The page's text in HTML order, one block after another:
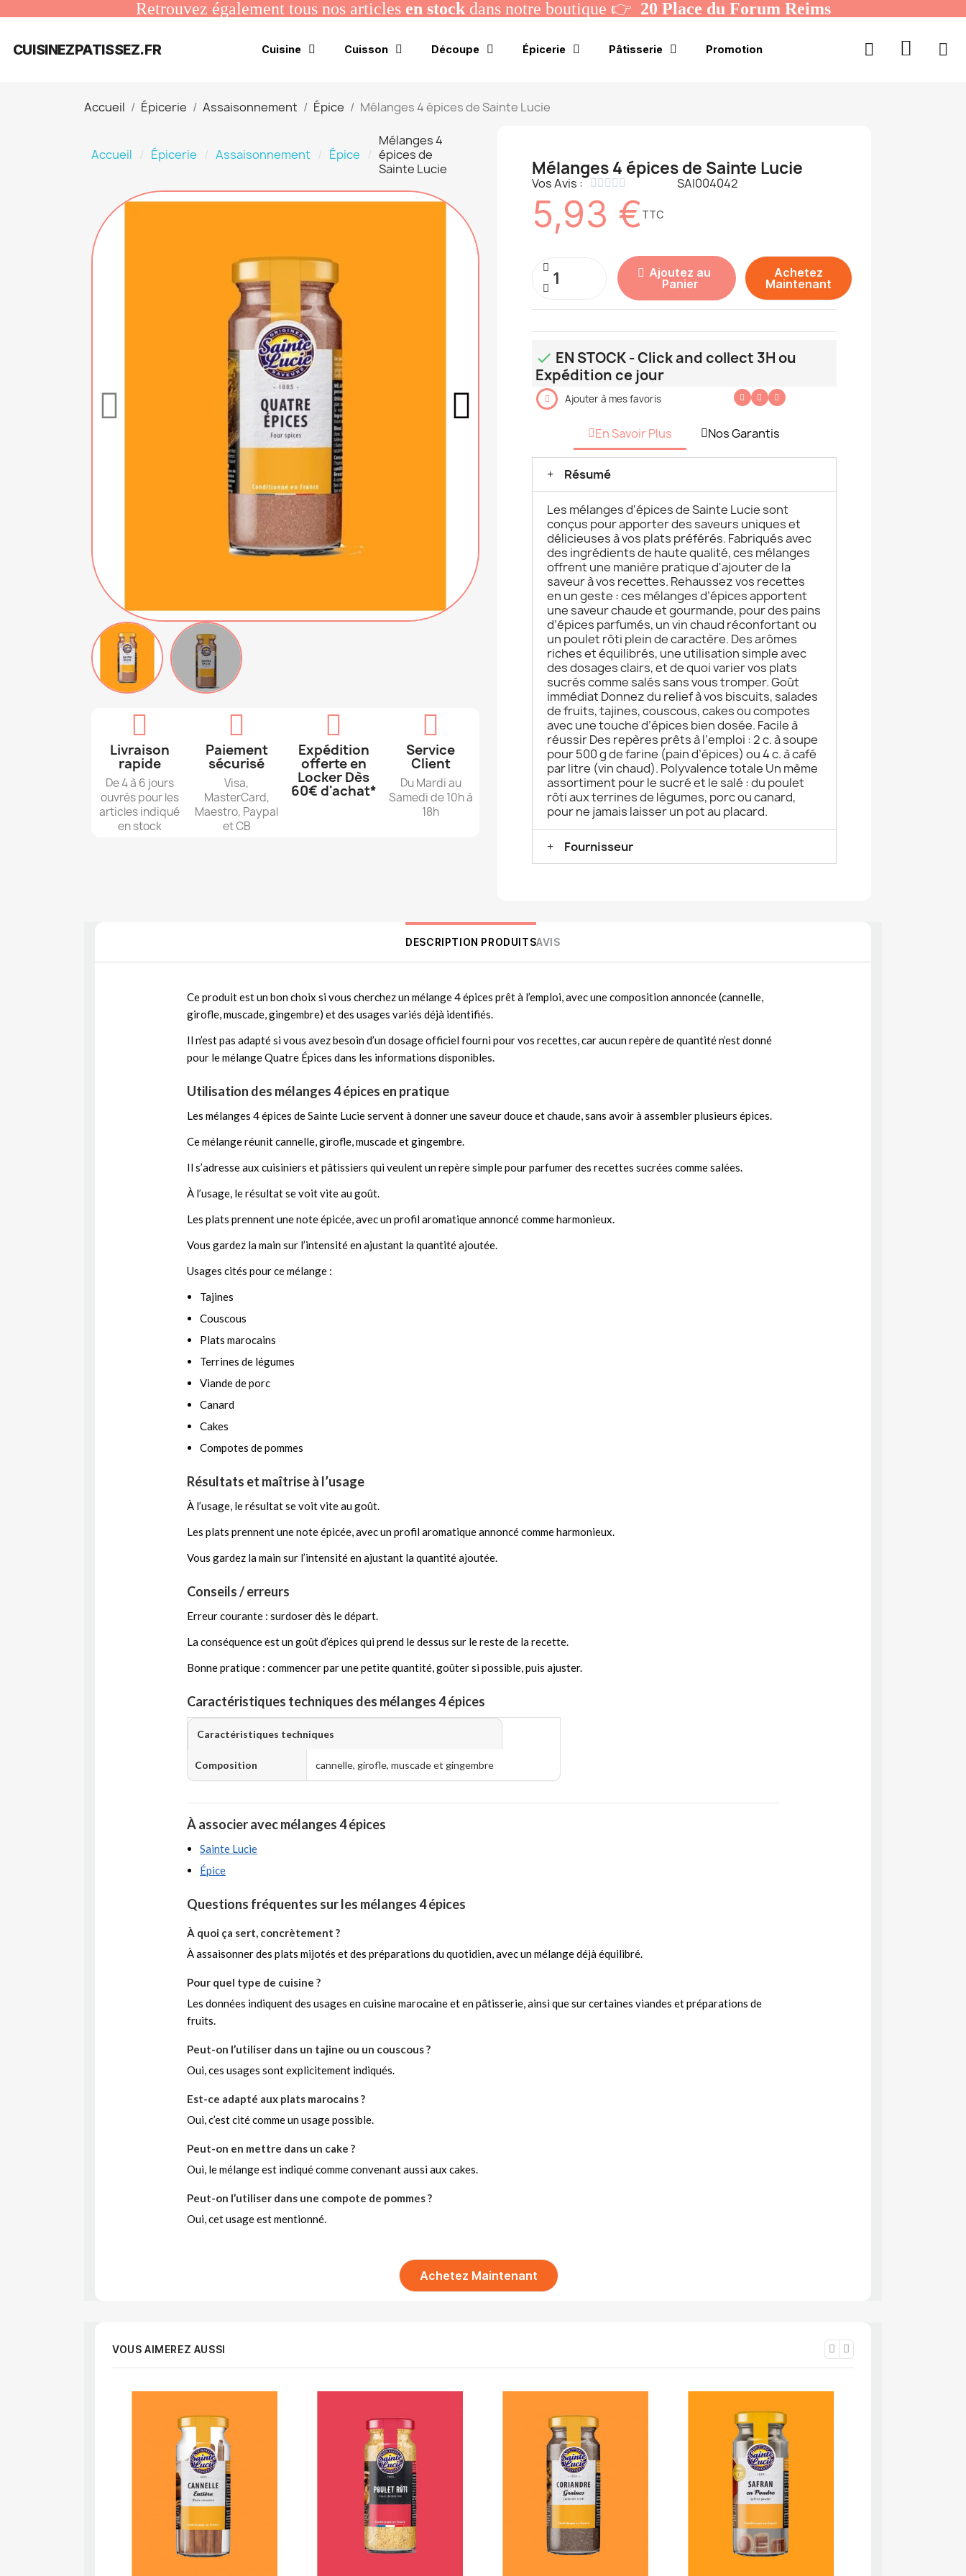
Retrouvez également tous nos articlesen stockdans notre boutique 👉 20 Place du Forum Reims
CUISINEZPATISSEZ.FR Cuisine Cuisson Découpe Épicerie Pâtisserie Promotion
Accueil Épicerie Assaisonnement Épice Mélanges 4 épices de Sainte Lucie
Accueil Épicerie Assaisonnement Épice
Mélanges 4
épices de
Sainte Lucie
Livraison
rapide
De 4 à 6 jours
ouvrés pour les
articles indiqué
en stock
Paiement
sécurisé
Visa,
MasterCard,
Maestro, Paypal
et CB
Expédition
offerte en
Locker Dès
60€ d'achat*
Service
Client
Du Mardi au
Samedi de 10h à
18h
Mélanges 4 épices de Sainte Lucie
Vos Avis :      SAI004042
5,93 €TTC
Ajoutez au
Panier
Achetez
Maintenant
 EN STOCK - Click and collect 3H ou
Expédition ce jour
Ajouter à mes favoris
En Savoir Plus Nos Garantis
Résumé
Les mélanges d'épices de Sainte Lucie sont
conçus pour apporter des saveurs uniques et
délicieuses à vos plats préférés. Fabriqués avec
des ingrédients de haute qualité, ces mélanges
offrent une manière pratique d'ajouter de la
saveur à vos recettes. Rehaussez vos recettes
en un geste : ces mélanges d’épices apportent
une saveur chaude et gourmande, pour des pains
d’épices parfumés, un vin chaud réconfortant ou
un poulet rôti plein de caractère. Des arômes
riches et équilibrés, une utilisation simple avec
des dosages clairs, et de quoi varier vos plats
sucrés comme salés sans vous tromper. Goût
immédiat Donnez du relief à vos biscuits, salades
de fruits, tajines, couscous, cakes ou compotes
avec une touche d’épices bien dosée. Facile à
réussir Des repères prêts à l’emploi : 2 c. à soupe
pour 500 g de farine (pain d’épices) ou 4 c. à café
par litre (vin chaud). Polyvalence totale Un même
assortiment pour le sucré et le salé : du poulet
rôti aux terrines de légumes, porc ou canard,
pour ne jamais laisser un pot au placard.
Fournisseur
DESCRIPTION PRODUITSAVIS
Ce produit est un bon choix si vous cherchez un mélange 4 épices prêt à l’emploi, avec une composition annoncée (cannelle,
girofle, muscade, gingembre) et des usages variés déjà identifiés.
Il n’est pas adapté si vous avez besoin d’un dosage officiel fourni pour vos recettes, car aucun repère de quantité n’est donné
pour le mélange Quatre Épices dans les informations disponibles.
Utilisation des mélanges 4 épices en pratique
Les mélanges 4 épices de Sainte Lucie servent à donner une saveur douce et chaude, sans avoir à assembler plusieurs épices.
Ce mélange réunit cannelle, girofle, muscade et gingembre.
Il s’adresse aux cuisiniers et pâtissiers qui veulent un repère simple pour parfumer des recettes sucrées comme salées.
À l’usage, le résultat se voit vite au goût.
Les plats prennent une note épicée, avec un profil aromatique annoncé comme harmonieux.
Vous gardez la main sur l’intensité en ajustant la quantité ajoutée.
Usages cités pour ce mélange :
Tajines
Couscous
Plats marocains
Terrines de légumes
Viande de porc
Canard
Cakes
Compotes de pommes
Résultats et maîtrise à l’usage
À l’usage, le résultat se voit vite au goût.
Les plats prennent une note épicée, avec un profil aromatique annoncé comme harmonieux.
Vous gardez la main sur l’intensité en ajustant la quantité ajoutée.
Conseils / erreurs
Erreur courante : surdoser dès le départ.
La conséquence est un goût d’épices qui prend le dessus sur le reste de la recette.
Bonne pratique : commencer par une petite quantité, goûter si possible, puis ajuster.
Caractéristiques techniques des mélanges 4 épices
Caractéristiques techniques
Composition cannelle, girofle, muscade et gingembre
À associer avec mélanges 4 épices
Sainte Lucie
Épice
Questions fréquentes sur les mélanges 4 épices
À quoi ça sert, concrètement ?
À assaisonner des plats mijotés et des préparations du quotidien, avec un mélange déjà équilibré.
Pour quel type de cuisine ?
Les données indiquent des usages en cuisine marocaine et en pâtisserie, ainsi que sur certaines viandes et préparations de
fruits.
Peut-on l’utiliser dans un tajine ou un couscous ?
Oui, ces usages sont explicitement indiqués.
Est-ce adapté aux plats marocains ?
Oui, c’est cité comme un usage possible.
Peut-on en mettre dans un cake ?
Oui, le mélange est indiqué comme convenant aussi aux cakes.
Peut-on l’utiliser dans une compote de pommes ?
Oui, cet usage est mentionné.
Achetez Maintenant
VOUS AIMEREZ AUSSI